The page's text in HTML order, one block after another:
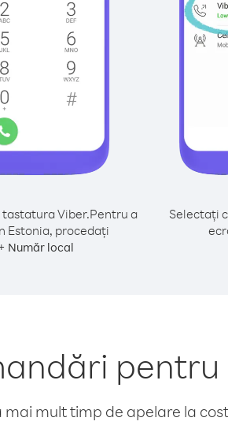
Viber.Pentru a
Estonia, procedați
Număr local
Selectați
pentru
mai mult timp de apelare la